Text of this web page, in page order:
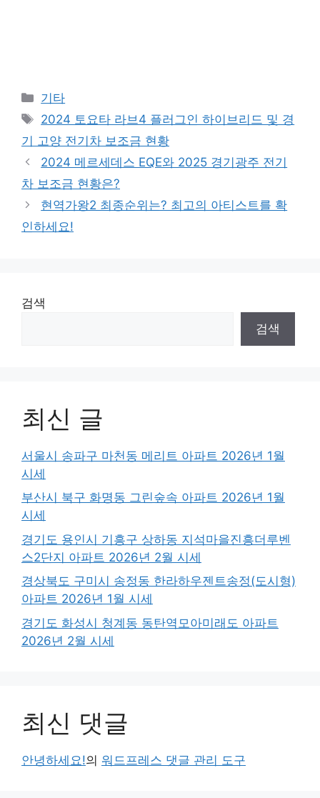
Categories
기타
Tags
2024 토요타 라브4 플러그인 하이브리드 및 경
기 고양 전기차 보조금 현황
2024 메르세데스 EQE와 2025 경기광주 전기
차 보조금 현황은?
현역가왕2 최종순위는? 최고의 아티스트를 확
인하세요!
검색
검색
최신 글
서울시 송파구 마천동 메리트 아파트 2026년 1월
시세
부산시 북구 화명동 그린숲속 아파트 2026년 1월
시세
경기도 용인시 기흥구 상하동 지석마을진흥더루벤
스2단지 아파트 2026년 2월 시세
경상북도 구미시 송정동 한라하우젠트송정(도시형)
아파트 2026년 1월 시세
경기도 화성시 청계동 동탄역모아미래도 아파트
2026년 2월 시세
최신 댓글
안녕하세요!의 워드프레스 댓글 관리 도구